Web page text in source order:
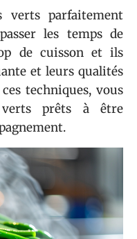
verts parfaitement
les temps de
de cuisson et ils
et leurs qualités
techniques, vous
verts prêts à être